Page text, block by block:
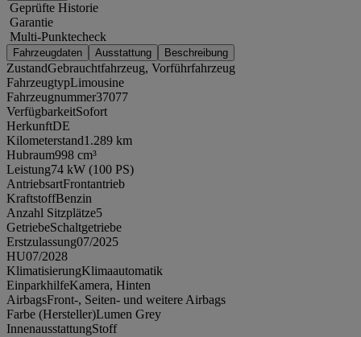
Geprüfte Historie
Garantie
Multi-Punktecheck
Fahrzeugdaten Ausstattung Beschreibung
ZustandGebrauchtfahrzeug, Vorführfahrzeug
FahrzeugtypLimousine
Fahrzeugnummer37077
VerfügbarkeitSofort
HerkunftDE
Kilometerstand1.289 km
Hubraum998 cm³
Leistung74 kW (100 PS)
AntriebsartFrontantrieb
KraftstoffBenzin
Anzahl Sitzplätze5
GetriebeSchaltgetriebe
Erstzulassung07/2025
HU07/2028
KlimatisierungKlimaautomatik
EinparkhilfeKamera, Hinten
AirbagsFront-, Seiten- und weitere Airbags
Farbe (Hersteller)Lumen Grey
InnenausstattungStoff